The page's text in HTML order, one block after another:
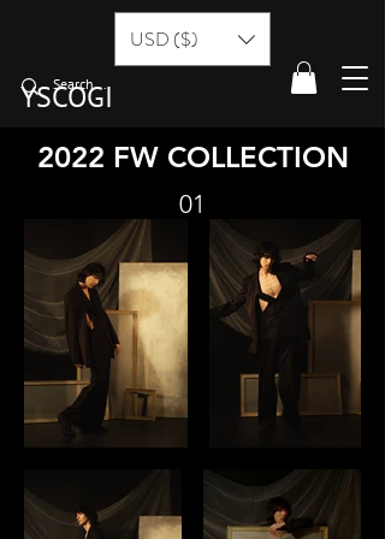
YSCOGI
USD ($)
2022 FW COLLECTION
01